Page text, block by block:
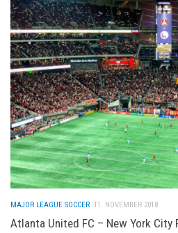
MAJOR LEAGUE SOCCER 11. NOVEMBER 2018
Atlanta United FC – New York City